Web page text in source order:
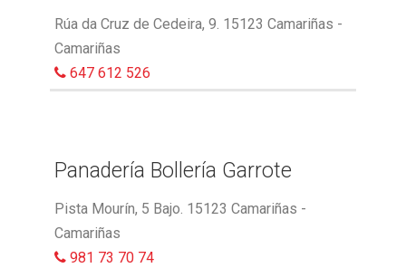
Rúa da Cruz de Cedeira, 9. 15123 Camariñas -
Camariñas
647 612 526
Panadería Bollería Garrote
Pista Mourín, 5 Bajo. 15123 Camariñas -
Camariñas
981 73 70 74